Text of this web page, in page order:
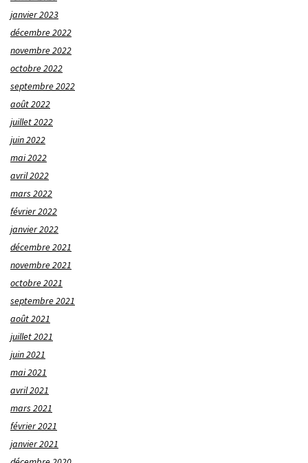
janvier 2023
décembre 2022
novembre 2022
octobre 2022
septembre 2022
août 2022
juillet 2022
juin 2022
mai 2022
avril 2022
mars 2022
février 2022
janvier 2022
décembre 2021
novembre 2021
octobre 2021
septembre 2021
août 2021
juillet 2021
juin 2021
mai 2021
avril 2021
mars 2021
février 2021
janvier 2021